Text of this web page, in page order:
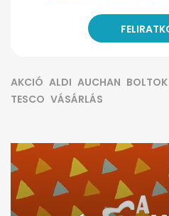
AKCIÓ ALDI AUCHAN BOLTOK
TESCO VÁSÁRLÁS